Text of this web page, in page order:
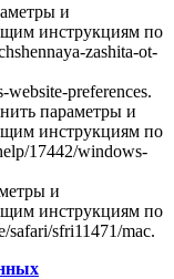
и
инструкциям по
zashita-ot-
preferences.
параметры и
инструкциям по
17442/windows-
и
инструкциям по
safari/sfri11471/mac.